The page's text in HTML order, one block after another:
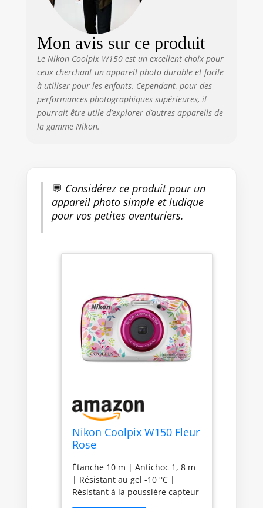
Mon avis sur ce produit
Le Nikon Coolpix W150 est un excellent choix pour
ceux cherchant un appareil photo durable et facile
à utiliser pour les enfants. Cependant, pour des
performances photographiques supérieures, il
pourrait être utile d’explorer d’autres appareils de
la gamme Nikon.
💬 Considérez ce produit pour un
appareil photo simple et ludique
pour vos petites aventuriers.
Nikon Coolpix W150 Fleur
Rose
Étanche 10 m | Antichoc 1, 8 m
| Résistant au gel -10 °C |
Résistant à la poussière capteur